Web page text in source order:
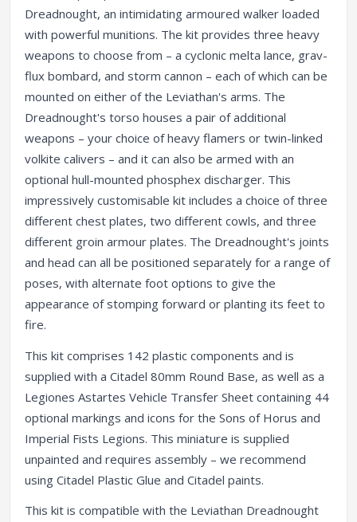
Dreadnought, an intimidating armoured walker loaded
with powerful munitions. The kit provides three heavy
weapons to choose from – a cyclonic melta lance, grav-
flux bombard, and storm cannon – each of which can be
mounted on either of the Leviathan's arms. The
Dreadnought's torso houses a pair of additional
weapons – your choice of heavy flamers or twin-linked
volkite calivers – and it can also be armed with an
optional hull-mounted phosphex discharger. This
impressively customisable kit includes a choice of three
different chest plates, two different cowls, and three
different groin armour plates. The Dreadnought's joints
and head can all be positioned separately for a range of
poses, with alternate foot options to give the
appearance of stomping forward or planting its feet to
fire.
This kit comprises 142 plastic components and is
supplied with a Citadel 80mm Round Base, as well as a
Legiones Astartes Vehicle Transfer Sheet containing 44
optional markings and icons for the Sons of Horus and
Imperial Fists Legions. This miniature is supplied
unpainted and requires assembly – we recommend
using Citadel Plastic Glue and Citadel paints.
This kit is compatible with the Leviathan Dreadnought